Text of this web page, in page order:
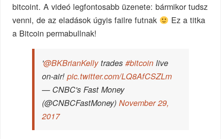
bitcoint. A videó legfontosabb üzenete: bármikor tudsz
venni, de az eladások úgyis failre futnak
Ez a titka
a Bitcoin permabullnak!
'@BKBrianKellytrades#bitcoin live
on-air!pic.twitter.com/LQ8AfCSZLm
— CNBC's Fast Money
(@CNBCFastMoney)November 29,
2017